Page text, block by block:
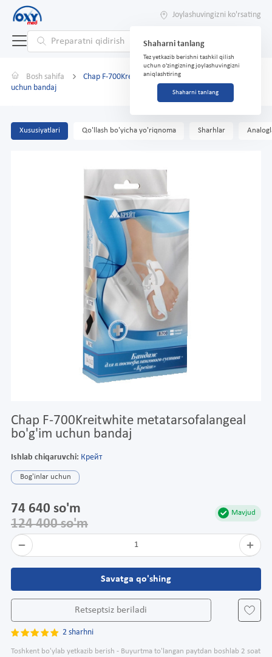
Joylashuvingizni ko'rsating
Shaharni tanlang
Tez yetkazib berishni tashkil qilish
uchun o'zingizning joylashuvingizni
aniqlashtiring
Shaharni tanlang
Bosh sahifa
Chap F-700Kreitwhite metatarsofalangeal bo'g'im
uchun bandaj
Xususiyatlari Qo'llash bo'yicha yo'riqnoma Sharhlar
Chap F-700Kreitwhite metatarsofalangeal
bo'g'im uchun bandaj
Ishlab chiqaruvchi: Крейт
Bog'inlar uchun
Mavjud
74 640 so'm
124 400 so'm
1
Savatga qo'shing
Retseptsiz beriladi
2 sharhni
Toshkent bo'ylab yetkazib berish - Buyurtma to'langan paytdan boshlab 2 soat